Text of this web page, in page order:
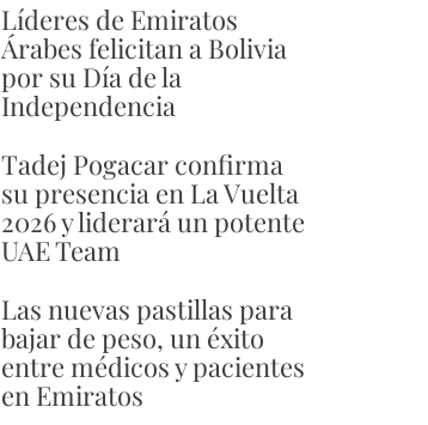
Líderes de Emiratos
Árabes felicitan a Bolivia
por su Día de la
Independencia
Tadej Pogacar confirma
su presencia en La Vuelta
2026 y liderará un potente
UAE Team
Las nuevas pastillas para
bajar de peso, un éxito
entre médicos y pacientes
en Emiratos